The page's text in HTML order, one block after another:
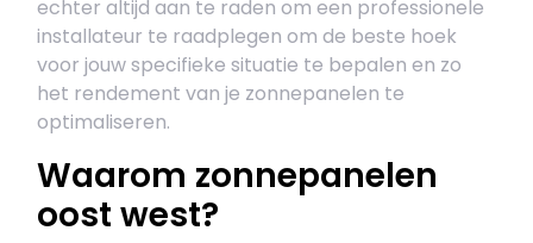
echter altijd aan te raden om een professionele
installateur te raadplegen om de beste hoek
voor jouw specifieke situatie te bepalen en zo
het rendement van je zonnepanelen te
optimaliseren.
Waarom zonnepanelen
oost west?